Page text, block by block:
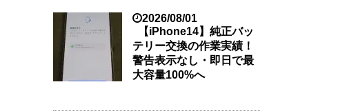
2026/08/01
【iPhone14】純正バッ
テリー交換の作業実績！
警告表示なし・即日で最
大容量100%へ